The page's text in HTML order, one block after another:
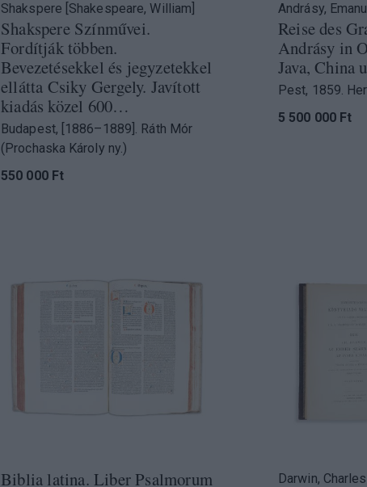
Shakspere [Shakespeare, William]
Shakspere Színművei.
Fordítják többen.
Bevezetésekkel és jegyzetekkel
ellátta Csiky Gergely. Javított
kiadás közel 600…
Budapest, [1886–1889]. Ráth Mór
(Prochaska Károly ny.)
550 000 Ft
Andrásy,
Reise des
Andrásy in
Java, China
Pest, 1859.
5 500 000 Ft
Biblia latina. Liber Psalmorum Darwin, Charles